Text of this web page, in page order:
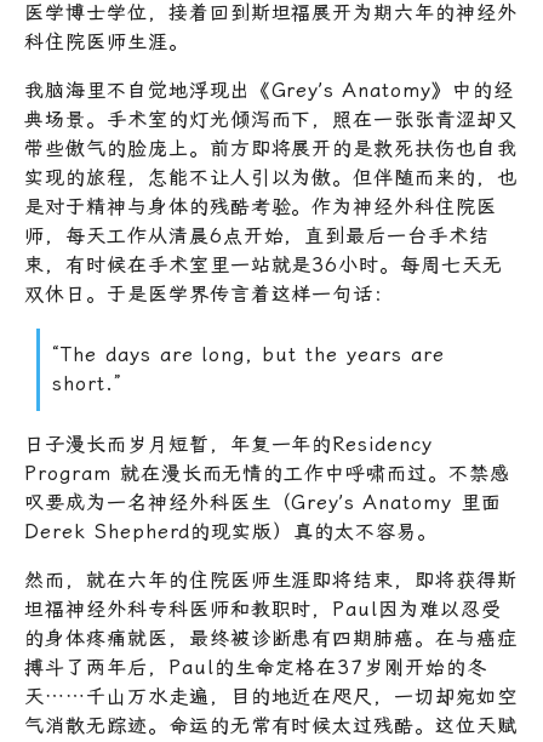
医学博士学位，接着回到斯坦福展开为期六年的神经外
科住院医师生涯。
我脑海里不自觉地浮现出《Grey’s Anatomy》中的经
典场景。手术室的灯光倾泻而下，照在一张张青涩却又
带些傲气的脸庞上。前方即将展开的是救死扶伤也自我
实现的旅程，怎能不让人引以为傲。但伴随而来的，也
是对于精神与身体的残酷考验。作为神经外科住院医
师，每天工作从清晨6点开始，直到最后一台手术结
束，有时候在手术室里一站就是36小时。每周七天无
双休日。于是医学界传言着这样一句话：
“The days are long, but the years are
short.”
日子漫长而岁月短暂，年复一年的Residency
Program 就在漫长而无情的工作中呼啸而过。不禁感
叹要成为一名神经外科医生（Grey’s Anatomy 里面
Derek Shepherd的现实版）真的太不容易。
然而，就在六年的住院医师生涯即将结束，即将获得斯
坦福神经外科专科医师和教职时，Paul因为难以忍受
的身体疼痛就医，最终被诊断患有四期肺癌。在与癌症
搏斗了两年后，Paul的生命定格在37岁刚开始的冬
天……千山万水走遍，目的地近在咫尺，一切却宛如空
气消散无踪迹。命运的无常有时候太过残酷。这位天赋